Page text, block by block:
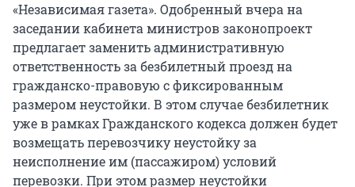
«Независимая газета». Одобренный вчера на
заседании кабинета министров законопроект
предлагает заменить административную
ответственность за безбилетный проезд на
гражданско-правовую с фиксированным
размером неустойки. В этом случае безбилетник
уже в рамках Гражданского кодекса должен будет
возмещать перевозчику неустойку за
неисполнение им (пассажиром) условий
перевозки. При этом размер неустойки